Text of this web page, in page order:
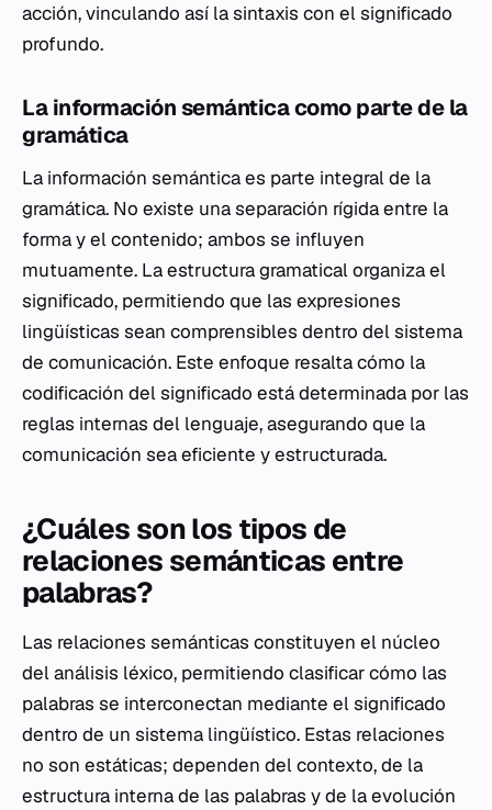
acción, vinculando así la sintaxis con el significado
profundo.
La información semántica como parte de la
gramática
La información semántica es parte integral de la
gramática. No existe una separación rígida entre la
forma y el contenido; ambos se influyen
mutuamente. La estructura gramatical organiza el
significado, permitiendo que las expresiones
lingüísticas sean comprensibles dentro del sistema
de comunicación. Este enfoque resalta cómo la
codificación del significado está determinada por las
reglas internas del lenguaje, asegurando que la
comunicación sea eficiente y estructurada.
¿Cuáles son los tipos de
relaciones semánticas entre
palabras?
Las relaciones semánticas constituyen el núcleo
del análisis léxico, permitiendo clasificar cómo las
palabras se interconectan mediante el significado
dentro de un sistema lingüístico. Estas relaciones
no son estáticas; dependen del contexto, de la
estructura interna de las palabras y de la evolución